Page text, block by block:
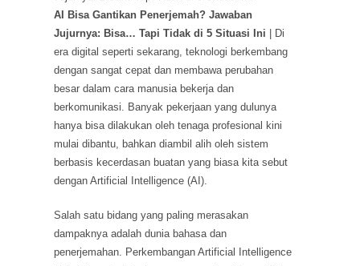
AI Bisa Gantikan Penerjemah? Jawaban
Jujurnya: Bisa… Tapi Tidak di 5 Situasi Ini | Di
era digital seperti sekarang, teknologi berkembang
dengan sangat cepat dan membawa perubahan
besar dalam cara manusia bekerja dan
berkomunikasi. Banyak pekerjaan yang dulunya
hanya bisa dilakukan oleh tenaga profesional kini
mulai dibantu, bahkan diambil alih oleh sistem
berbasis kecerdasan buatan yang biasa kita sebut
dengan Artificial Intelligence (AI).
Salah satu bidang yang paling merasakan
dampaknya adalah dunia bahasa dan
penerjemahan. Perkembangan Artificial Intelligence